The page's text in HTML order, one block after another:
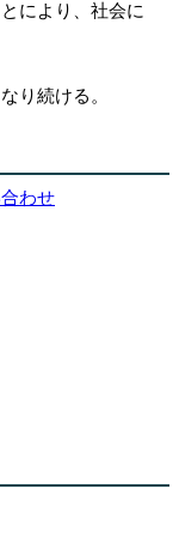
により、 社会に
り続ける。